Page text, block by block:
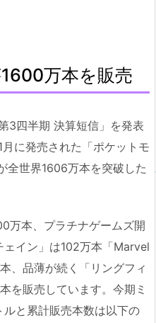
万本を販売
3四半期 決算短信」を発表
に発売された「ポケットモ
全世界1606万本を突破した
万本、プラチナゲームズ開
イン」は102万本「Marvel
、品薄が続く「リングフィ
を販売しています。今期ミ
と累計販売本数は以下の